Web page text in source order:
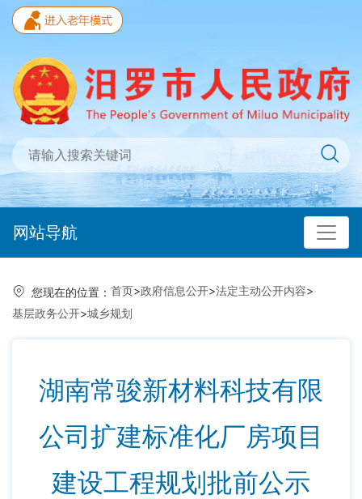
网站导航
您现在的位置： 首页>政府信息公开>法定主动公开内容>
基层政务公开>城乡规划
湖南常骏新材料科技有限
公司扩建标准化厂房项目
建设工程规划批前公示